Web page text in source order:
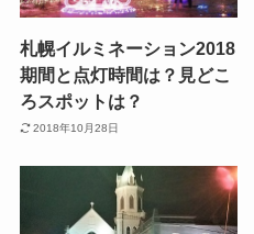
札幌イルミネーション2018
期間と点灯時間は？見どこ
ろスポットは？
2018年10月28日